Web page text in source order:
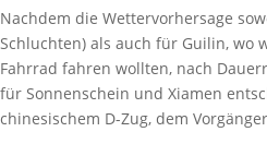
Nachdem die Wettervorhersage
Schluchten) als auch für Guilin, wo
Fahrrad fahren wollten, nach
für Sonnenschein und Xiamen
chinesischem D-Zug, dem